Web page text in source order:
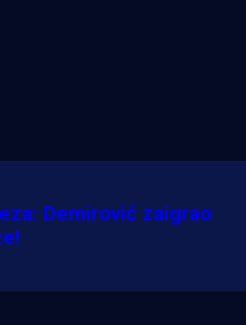
Demirović zaigrao